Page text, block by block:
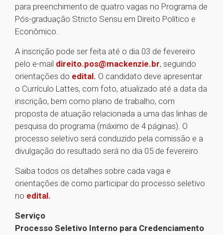
para preenchimento de quatro vagas no Programa de
Pós-graduação Stricto Sensu em Direito Político e
Econômico.
A inscrição pode ser feita até o dia 03 de fevereiro
pelo e-mail direito.pos@mackenzie.br, seguindo
orientações do edital. O candidato deve apresentar
o Currículo Lattes, com foto, atualizado até a data da
inscrição, bem como plano de trabalho, com
proposta de atuação relacionada a uma das linhas de
pesquisa do programa (máximo de 4 páginas). O
processo seletivo será conduzido pela comissão e a
divulgação do resultado será no dia 05 de fevereiro.
Saiba todos os detalhes sobre cada vaga e
orientações de como participar do processo seletivo
no edital.
Serviço
Processo Seletivo Interno para Credenciamento